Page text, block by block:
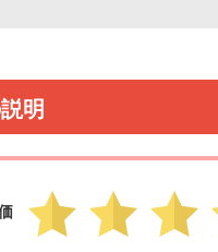
明